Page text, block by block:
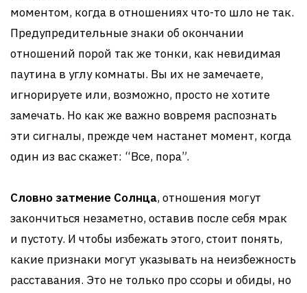
моментом, когда в отношениях что-то шло не так.
Предупредительные знаки об окончании
отношений порой так же тонки, как невидимая
паутина в углу комнаты. Вы их не замечаете,
игнорируете или, возможно, просто не хотите
замечать. Но как же важно вовремя распознать
эти сигналы, прежде чем настанет момент, когда
один из вас скажет: “Все, пора”.
Словно затмение Солнца, отношения могут
закончиться незаметно, оставив после себя мрак
и пустоту. И чтобы избежать этого, стоит понять,
какие признаки могут указывать на неизбежность
расставания. Это не только про ссоры и обиды, но